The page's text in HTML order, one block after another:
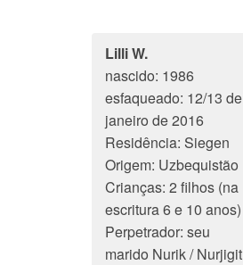
Lilli W.
nascido: 1986
esfaqueado: 12/13 de
janeiro de 2016
Residência: Siegen
Origem: Uzbequistão
Crianças: 2 filhos (na
escritura 6 e 10 anos)
Perpetrador: seu
marido Nurik / Nurjigit